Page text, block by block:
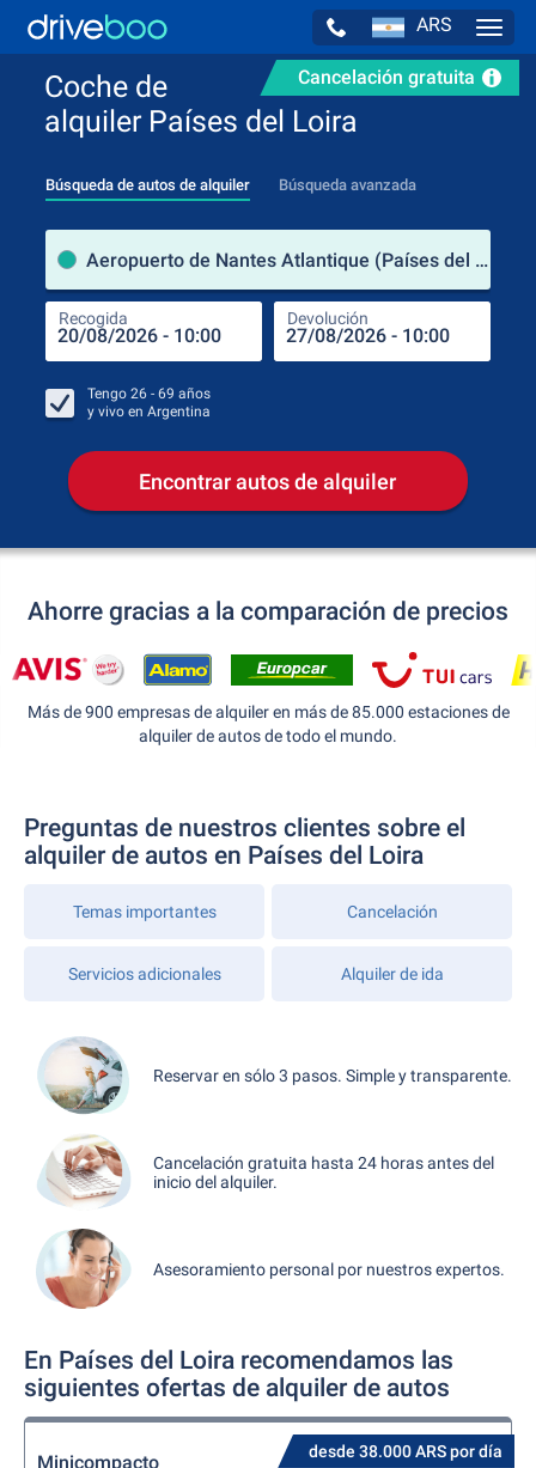
ARS
Cancelación gratuita
Coche de
alquiler Países del Loira
Búsqueda de autos de alquiler Búsqueda avanzada
Aeropuerto de Nantes Atlantique (Países del Loira / Francia)
Recogida Devolución
Tengo 26 - 69 años
y vivo en Argentina
Encontrar autos de alquiler
Ahorre gracias a la comparación de precios
Más de 900 empresas de alquiler en más de 85.000 estaciones de
alquiler de autos de todo el mundo.
Preguntas de nuestros clientes sobre el
alquiler de autos en Países del Loira
Temas importantes Cancelación
Servicios adicionales Alquiler de ida
Reservar en sólo 3 pasos. Simple y transparente.
Cancelación gratuita hasta 24 horas antes del
inicio del alquiler.
Asesoramiento personal por nuestros expertos.
En Países del Loira recomendamos las
siguientes ofertas de alquiler de autos
desde 38.000 ARS por día
Minicompacto